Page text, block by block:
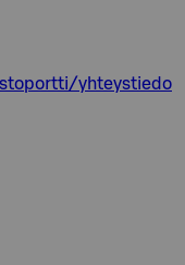
yhteystiedo